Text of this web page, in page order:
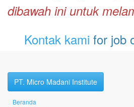
dibawah ini untuk
Kontak kami for job
PT. Micro Madani Institute
Beranda